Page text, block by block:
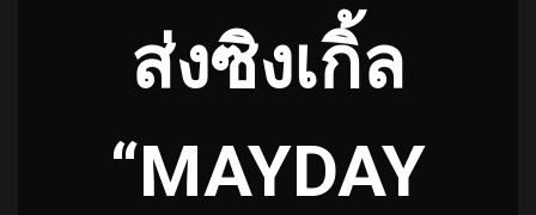
ส่งซิงเกิ้ล
“MAYDAY